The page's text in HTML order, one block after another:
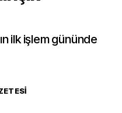
ilk işlem gününde